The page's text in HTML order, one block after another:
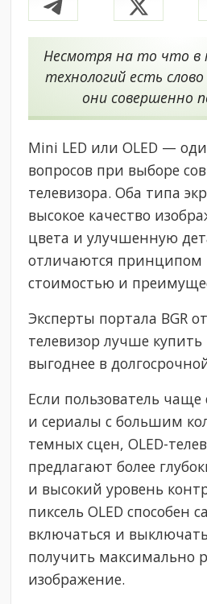
Несмотря на то что в
технологий есть
они совершенно
Mini LED или OLED —
вопросов при выборе
телевизора. Оба типа
высокое качество
цвета и улучшенную
отличаются принципом
стоимостью и
Эксперты портала BGR
телевизор лучше купить
выгоднее в
Если пользователь
и сериалы с большим
темных сцен, OLED-
предлагают более
и высокий уровень
пиксель OLED способен
включаться и
получить максимально
изображение.